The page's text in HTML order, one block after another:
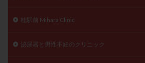
桂駅前 Mihara Clinic
泌尿器と男性不妊のクリニック